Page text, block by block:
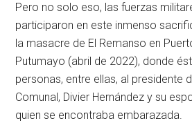
Pero no solo eso, las fuerzas
participaron en este inmenso
la masacre de El Remanso en
Putumayo (abril de 2022), donde
personas, entre ellas, al presidente
Comunal, Divier Hernández y su
quien se encontraba embarazada.